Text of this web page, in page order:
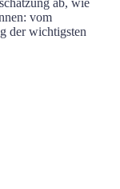
ab, wie
vom
der wichtigsten